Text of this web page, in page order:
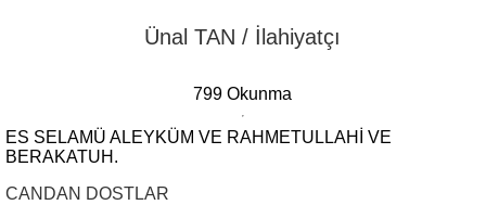
Ünal TAN / İlahiyatçı
799 Okunma
ES SELAMÜ ALEYKÜM VE RAHMETULLAHI VE
BERAKATUH.
CANDAN DOSTLAR